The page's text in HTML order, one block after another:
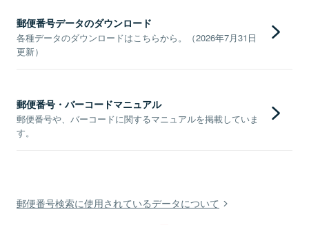
郵便番号データのダウンロード
各種データのダウンロードはこちらから。（2026年7月31日
更新）
郵便番号・バーコードマニュアル
郵便番号や、バーコードに関するマニュアルを掲載していま
す。
郵便番号検索に使用されているデータについて